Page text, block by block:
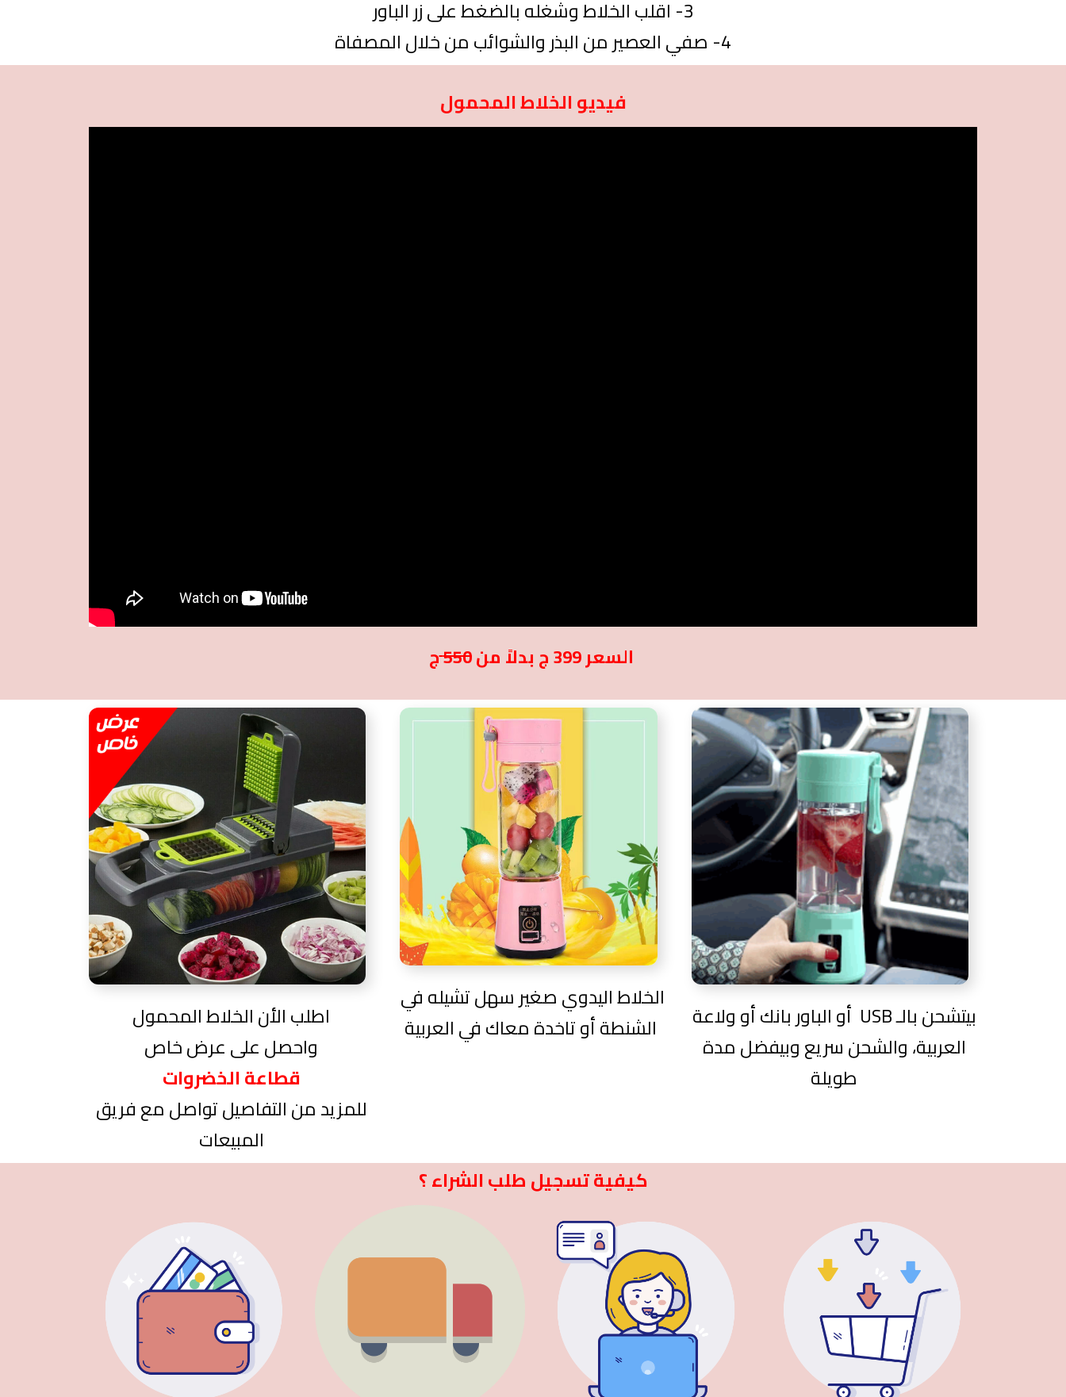
3- اقلب الخلاط وشغله بالضغط على زر الباور
4- صفي العصير من البذر والشوائب من خلال المصفاة
فيديو الخلاط المحمول
السعر 399 ج بدلاً من 550ج
اطلب الأن الخلاط المحمول
واحصل على عرض خاص
قطاعة الخضروات
للمزيد من التفاصيل تواصل مع فريق
المبيعات
الخلاط اليدوي صغير سهل تشيله في
بيتشحن بالـ USB أو الباور بانك أو ولاعة
العربية، والشحن سريع وبيفضل مدة
طويلة
كيفية تسجيل طلب الشراء ؟